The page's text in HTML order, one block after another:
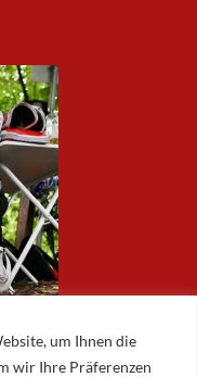
um Ihnen die
wir Ihre Präferenzen